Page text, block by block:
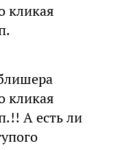
кликая
кликая
А есть ли